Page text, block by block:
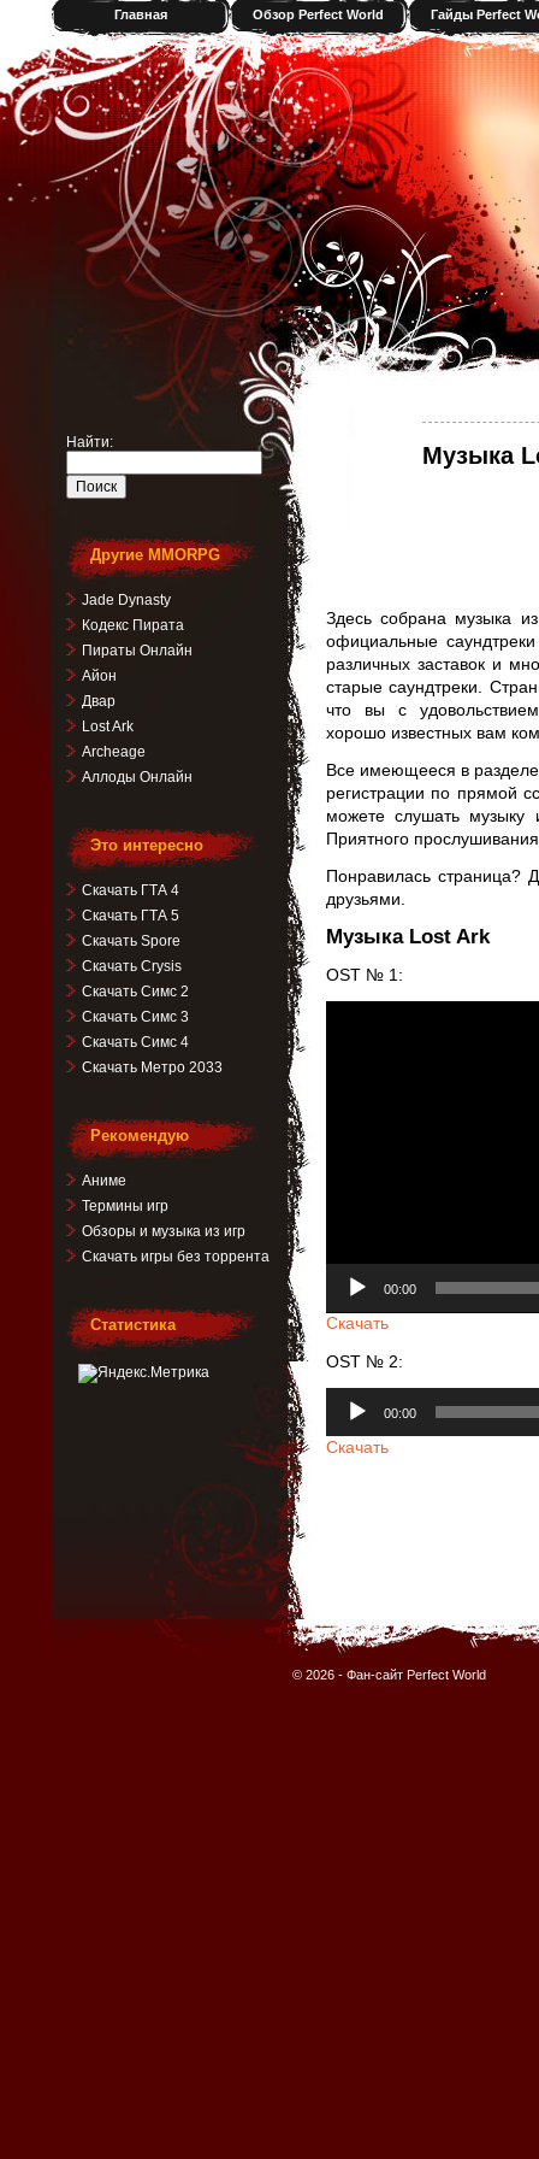
Главная Обзор Perfect World Гайды Perfect
Музыка
Здесь собрана музыка
официальные
различных заставок и
старые саундтреки.
что вы с
хорошо известных вам
Все имеющееся в
регистрации по прямой
можете слушать
Приятного
Понравилась страница?
друзьями.
Музыка Lost Ark
OST № 1:
00:00
Скачать
OST № 2:
Аудиоплеер
00:00
Скачать
Найти:
Другие MMORPG
Jade Dynasty
Кодекс Пирата
Пираты Онлайн
Айон
Двар
Lost Ark
Archeage
Аллоды Онлайн
Это интересно
Скачать ГТА 4
Скачать ГТА 5
Скачать Spore
Скачать Crysis
Скачать Симс 2
Скачать Симс 3
Скачать Симс 4
Скачать Метро 2033
Рекомендую
Аниме
Термины игр
Обзоры и музыка из игр
Скачать игры без торрента
Статистика
© 2026 - Фан-сайт Perfect World